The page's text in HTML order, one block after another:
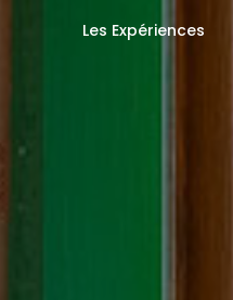
Les Expériences